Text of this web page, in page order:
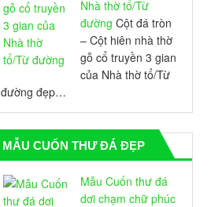
Nhà thờ tổ/Từ
đường Cột đá tròn
– Cột hiên nhà thờ
gỗ cổ truyền 3 gian
của Nhà thờ tổ/Từ
đường đẹp…
MẪU CUỐN THƯ ĐÁ ĐẸP
Mẫu Cuốn thư đá
dơi chạm chữ phúc